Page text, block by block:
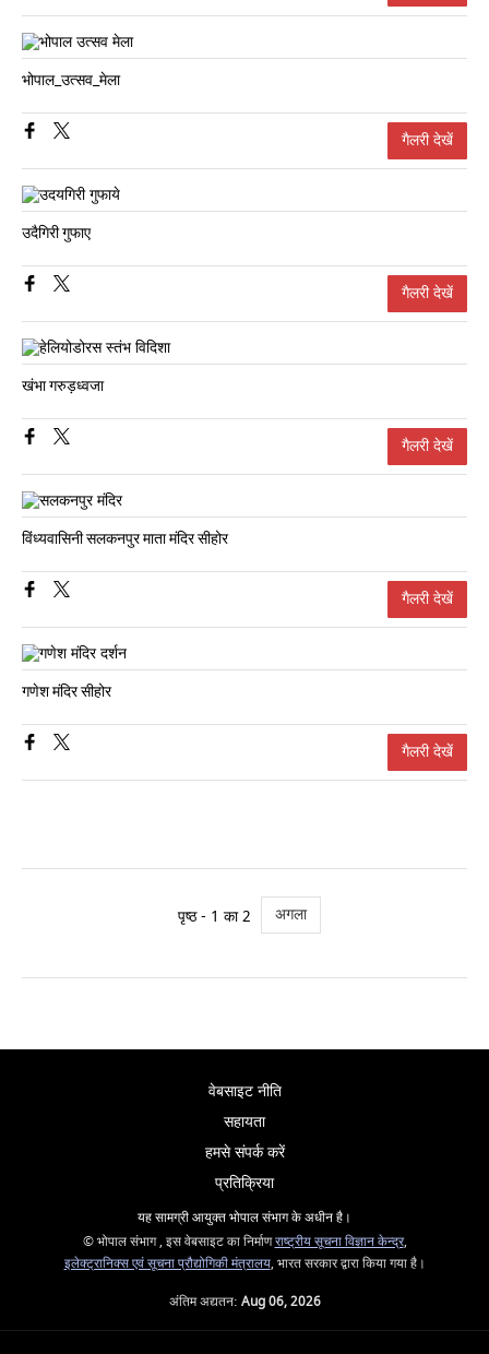
भोपाल_उत्सव_मेला
गैलरी देखें
उदैगिरी गुफाए
गैलरी देखें
खंभा गरुड़ध्वजा
गैलरी देखें
विंध्यवासिनी सलकनपुर माता मंदिर सीहोर
गैलरी देखें
गणेश मंदिर सीहोर
गैलरी देखें
पृष्ठ - 1 का 2 अगला
वेबसाइट नीति
सहायता
हमसे संपर्क करें
प्रतिक्रिया
यह सामग्री आयुक्त भोपाल संभाग के अधीन है।
© भोपाल संभाग , इस वेबसाइट का निर्माणराष्ट्रीय सूचना विज्ञान केन्द्र,
इलेक्ट्रानिक्स एवं सूचना प्रौद्योगिकी मंत्रालय, भारत सरकार द्वारा किया गया है।
अंतिम अद्यतन: Aug 06, 2026